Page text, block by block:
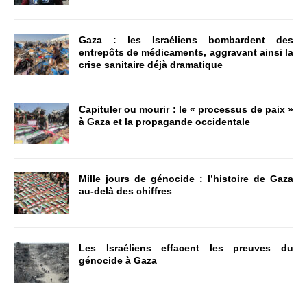
Gaza : les Israéliens bombardent des
entrepôts de médicaments, aggravant ainsi la
crise sanitaire déjà dramatique
Capituler ou mourir : le « processus de paix »
à Gaza et la propagande occidentale
Mille jours de génocide : l’histoire de Gaza
au-delà des chiffres
Les Israéliens effacent les preuves du
génocide à Gaza